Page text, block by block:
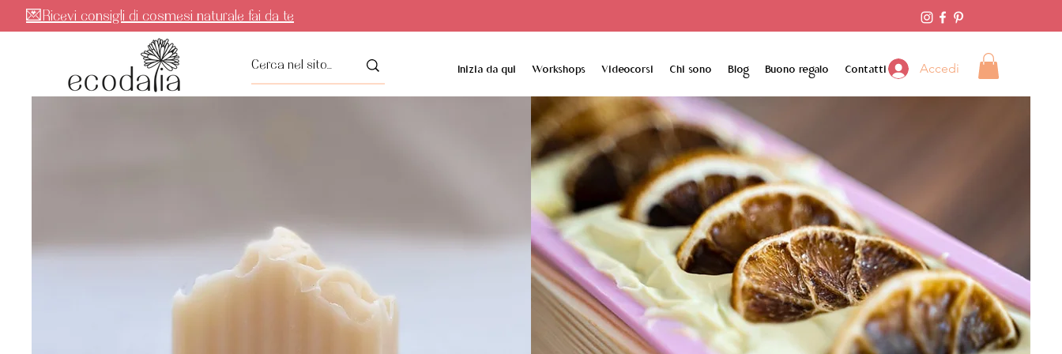
💌Ricevi consigli di cosmesi naturale fai da te
Inizia da qui Workshops Videocorsi Chi sono Blog Buono regalo Contatti Accedi